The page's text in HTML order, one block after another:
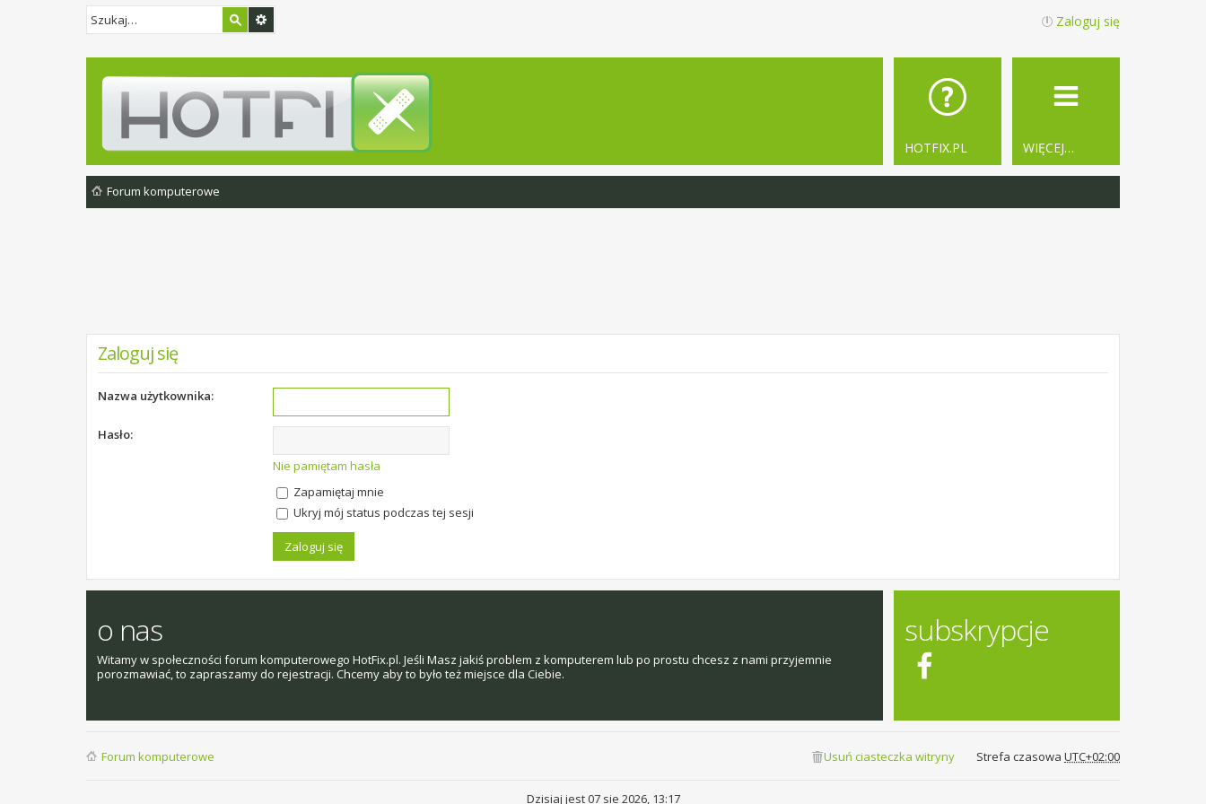
Zaloguj się
WIĘCEJ…
HOTFIX.PL
Forum komputerowe
Zaloguj się
Nazwa użytkownika:
Hasło:
Nie pamiętam hasła
Zapamiętaj mnie
Ukryj mój status podczas tej sesji
o nas
Witamy w społeczności forum komputerowego HotFix.pl. Jeśli Masz jakiś problem z komputerem lub po prostu chcesz z nami przyjemnie
porozmawiać, to zapraszamy do rejestracji. Chcemy aby to było też miejsce dla Ciebie.
subskrypcje
Forum komputerowe Strefa czasowa UTC+02:00
Usuń ciasteczka witryny
Dzisiaj jest 07 sie 2026, 13:17